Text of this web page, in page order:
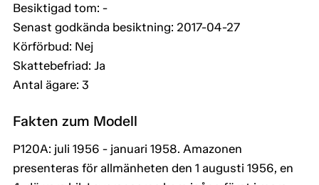
Besiktigad tom: -
Senast godkända besiktning: 2017-04-27
Körförbud: Nej
Skattebefriad: Ja
Antal ägare: 3
Fakten zum Modell
P120A: juli 1956 - januari 1958. Amazonen
presenteras för allmänheten den 1 augusti 1956, en